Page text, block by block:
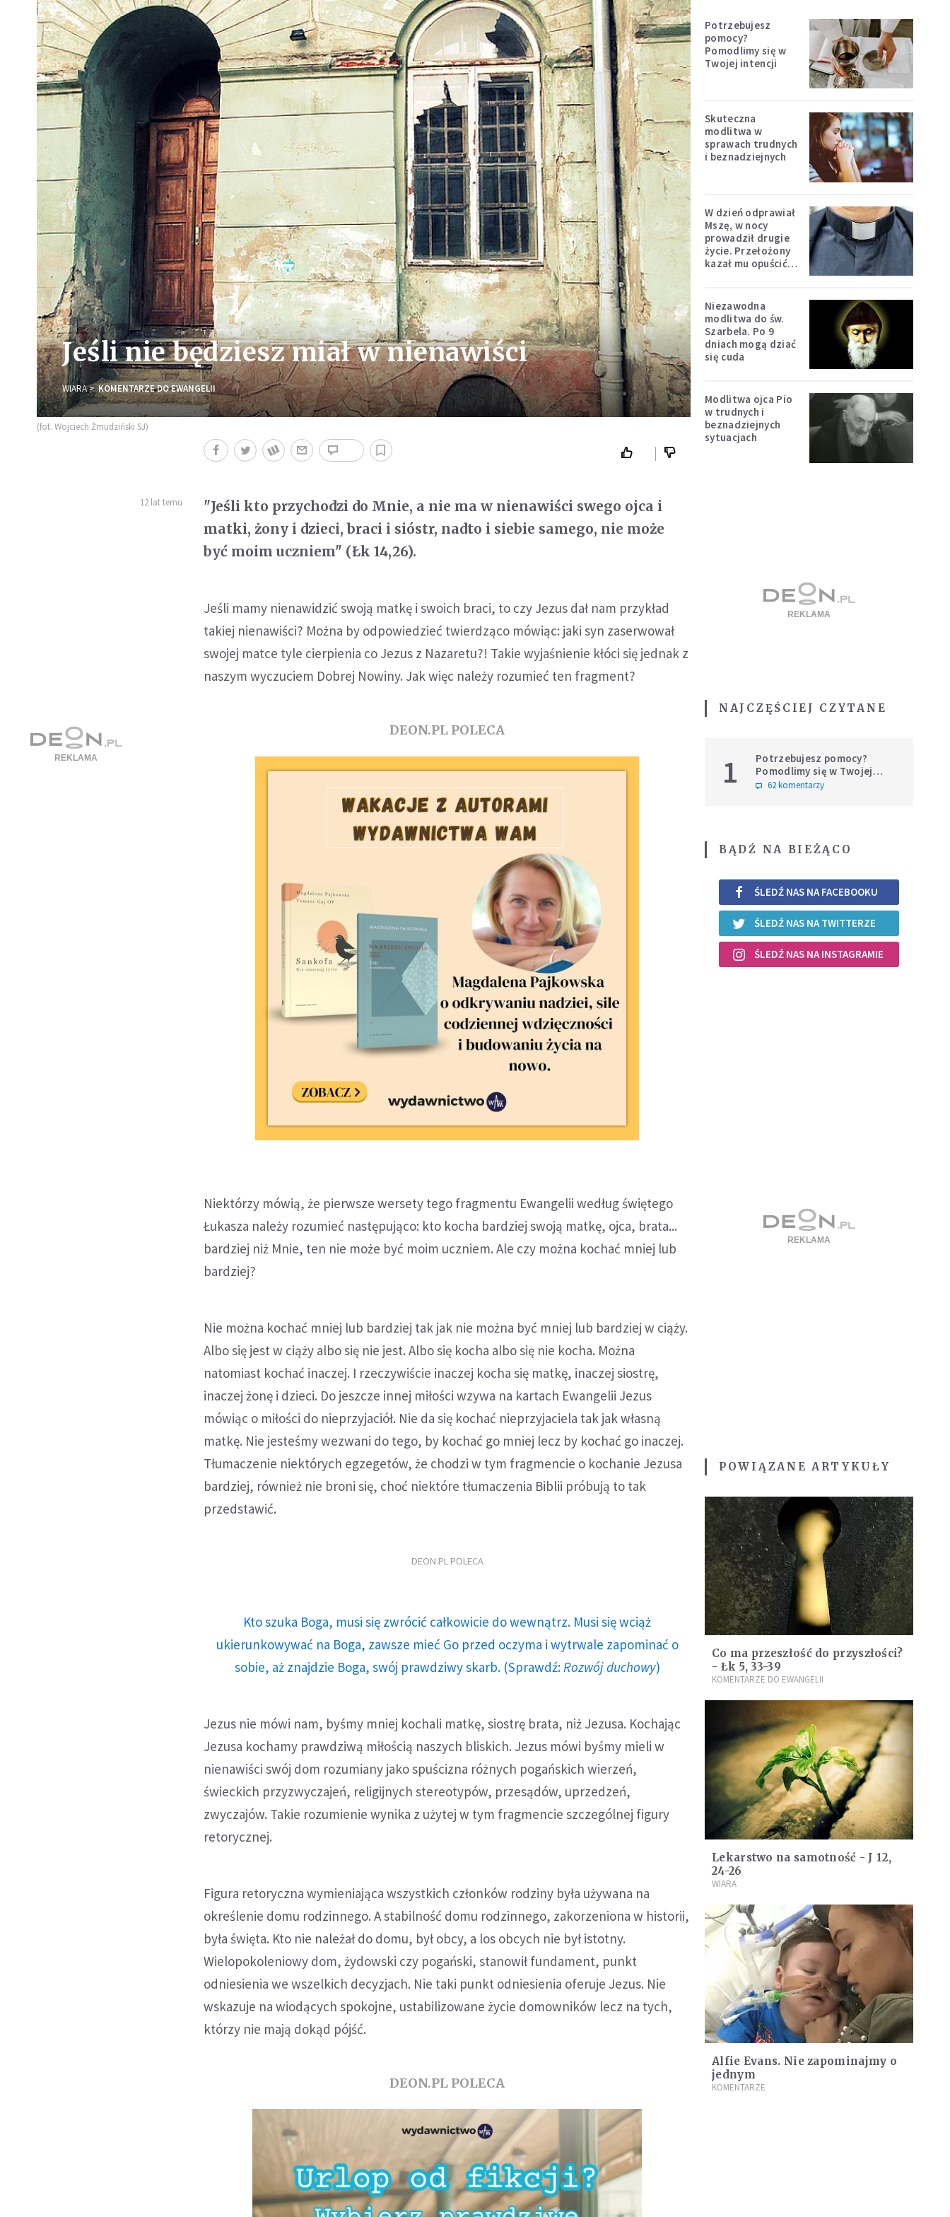
Jeśli nie będziesz miał w nienawiści
WIARA KOMENTARZE DO EWANGELII
(fot. Wojciech Żmudziński SJ)
12 lat temu
"Jeśli kto przychodzi do Mnie, a nie ma w nienawiści swego ojca i
matki, żony i dzieci, braci i sióstr, nadto i siebie samego, nie może
być moim uczniem" (Łk 14,26).
Jeśli mamy nienawidzić swoją matkę i swoich braci, to czy Jezus dał nam przykład
takiej nienawiści? Można by odpowiedzieć twierdząco mówiąc: jaki syn zaserwował
swojej matce tyle cierpienia co Jezus z Nazaretu?! Takie wyjaśnienie kłóci się jednak z
naszym wyczuciem Dobrej Nowiny. Jak więc należy rozumieć ten fragment?
DEON.PL POLECA
Niektórzy mówią, że pierwsze wersety tego fragmentu Ewangelii według świętego
Łukasza należy rozumieć następująco: kto kocha bardziej swoją matkę, ojca, brata...
bardziej niż Mnie, ten nie może być moim uczniem. Ale czy można kochać mniej lub
bardziej?
Nie można kochać mniej lub bardziej tak jak nie można być mniej lub bardziej w ciąży.
Albo się jest w ciąży albo się nie jest. Albo się kocha albo się nie kocha. Można
natomiast kochać inaczej. I rzeczywiście inaczej kocha się matkę, inaczej siostrę,
inaczej żonę i dzieci. Do jeszcze innej miłości wzywa na kartach Ewangelii Jezus
mówiąc o miłości do nieprzyjaciół. Nie da się kochać nieprzyjaciela tak jak własną
matkę. Nie jesteśmy wezwani do tego, by kochać go mniej lecz by kochać go inaczej.
Tłumaczenie niektórych egzegetów, że chodzi w tym fragmencie o kochanie Jezusa
bardziej, również nie broni się, choć niektóre tłumaczenia Biblii próbują to tak
przedstawić.
DEON.PL POLECA
Kto szuka Boga, musi się zwrócić całkowicie do wewnątrz. Musi się wciąż
ukierunkowywać na Boga, zawsze mieć Go przed oczyma i wytrwale zapominać o
sobie, aż znajdzie Boga, swój prawdziwy skarb. (Sprawdź: Rozwój duchowy)
Jezus nie mówi nam, byśmy mniej kochali matkę, siostrę brata, niż Jezusa. Kochając
Jezusa kochamy prawdziwą miłością naszych bliskich. Jezus mówi byśmy mieli w
nienawiści swój dom rozumiany jako spuścizna różnych pogańskich wierzeń,
świeckich przyzwyczajeń, religijnych stereotypów, przesądów, uprzedzeń,
zwyczajów. Takie rozumienie wynika z użytej w tym fragmencie szczególnej figury
retorycznej.
Figura retoryczna wymieniająca wszystkich członków rodziny była używana na
określenie domu rodzinnego. A stabilność domu rodzinnego, zakorzeniona w historii,
była święta. Kto nie należał do domu, był obcy, a los obcych nie był istotny.
Wielopokoleniowy dom, żydowski czy pogański, stanowił fundament, punkt
odniesienia we wszelkich decyzjach. Nie taki punkt odniesienia oferuje Jezus. Nie
wskazuje na wiodących spokojne, ustabilizowane życie domowników lecz na tych,
którzy nie mają dokąd pójść.
DEON.PL POLECA
Potrzebujesz
pomocy?
Pomodlimy się w
Twojej intencji
Skuteczna
modlitwa w
sprawach trudnych
i beznadziejnych
W dzień odprawiał
Mszę, w nocy
prowadził drugie
życie. Przełożony
kazał mu opuścić
Niezawodna
modlitwa do św.
Szarbela. Po 9
dniach mogą dziać
się cuda
Modlitwa ojca Pio
w trudnych i
beznadziejnych
sytuacjach
NAJCZĘŚCIEJ CZYTANE
1
Potrzebujesz pomocy?
Pomodlimy się w Twojej
intencji
62 komentarzy
BĄDŹ NA BIEŻĄCO
ŚLEDŹ NAS NA FACEBOOKU
ŚLEDŹ NAS NA TWITTERZE
ŚLEDŹ NAS NA INSTAGRAMIE
POWIĄZANE ARTYKUŁY
Co ma przeszłość do przyszłości?
- Łk 5, 33-39
KOMENTARZE DO EWANGELII
Lekarstwo na samotność - J 12,
24-26
WIARA
Alfie Evans. Nie zapominajmy o
jednym
KOMENTARZE